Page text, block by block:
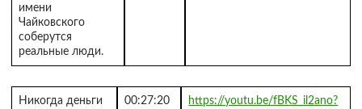
имени
Чайковского
соберутся
реальные люди.
Никогда деньги
00:27:20
https://youtu.be/fBKS_il2ano?